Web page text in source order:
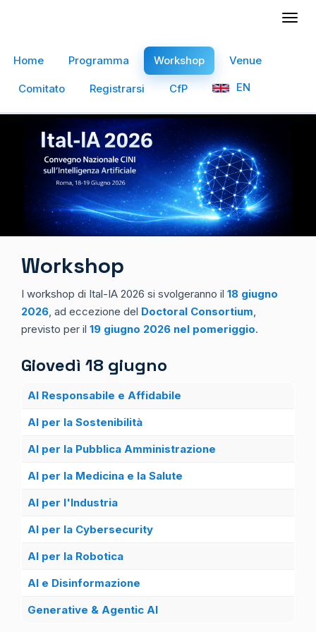
Home
Programma Workshop Venue
Comitato Registrarsi CfP EN
Workshop
I workshop di Ital-IA 2026 si svolgeranno il 18 giugno
2026 , ad eccezione del Doctoral Consortium
previsto per il 19 giugno 2026 nel pomeriggio.
Giovedì 18 giugno
AI Responsabile e Affidabile
AI per la Sostenibilità
AI per la Pubblica Amministrazione
AI per la Medicina e la Salute
AI per l'Industria
AI per la Cybersecurity
AI per la Robotica
AI e Disinformazione
Generative & Agentic AI